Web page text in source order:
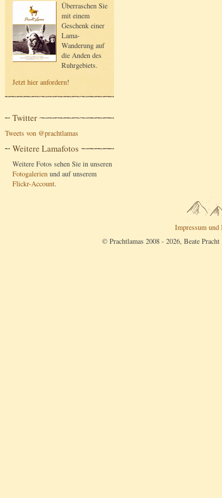
Überraschen Sie
mit einem
Geschenk einer
Lama-
Wanderung auf
die Anden des
Ruhrgebiets.
Jetzt hier anfordern!
Twitter
Tweets von @prachtlamas
Weitere Lamafotos
Weitere Fotos sehen Sie in unseren
Fotogalerien und auf unserem
Flickr-Account.
Impressum und
© Prachtlamas 2008 - 2026, Beate Pracht